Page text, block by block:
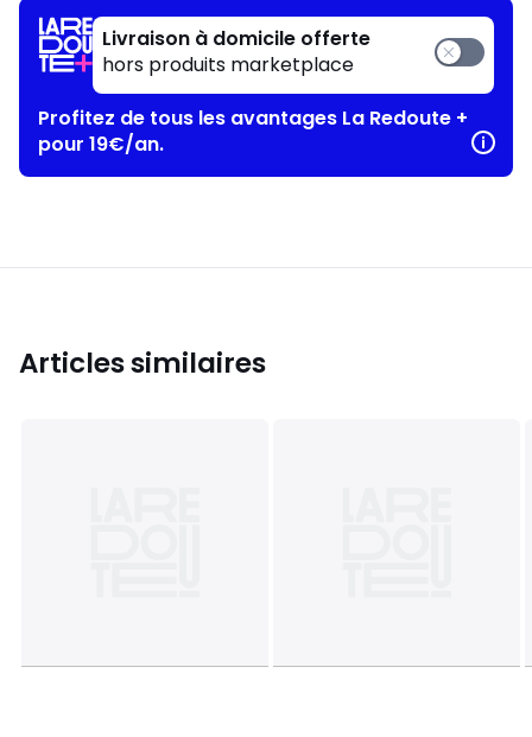
Livraison à domicile offerte
hors produits marketplace
Profitez de tous les avantages La Redoute +
pour 19€/an.
Articles similaires